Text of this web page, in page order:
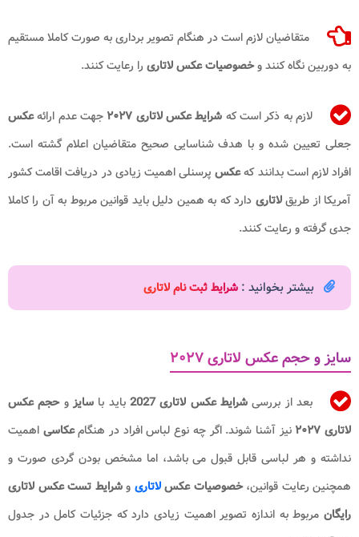
متقاضیان لازم است در هنگام تصویر برداری به صورت کاملا مستقیم
به دوربین نگاه کنند وخصوصیات عکس لاتاری را رعایت کنند.
لازم به ذکر است که شرایط عکس لاتاری ۲۰۲۷ جهت عدم ارائهعکس
جعلی تعیین شده و با هدف شناسایی صحیح متقاضیان اعلام گشته است.
افراد لازم است بدانند کهعکسپرسنلی اهمیت زیادی در دریافت اقامت کشور
آمریکا از طریقلاتاری دارد که به همین دلیل باید قوانین مربوط به آن را کاملا
جدی گرفته و رعایت کنند.
بیشتر بخوانید : شرایط ثبت نام لاتاری
سایز و حجم عکس لاتاری ۲۰۲۷
بعد از بررسی شرایط عکس لاتاری 2027 باید با سایزوحجم عکس
لاتاری ۲۰۲۷
نیز آشنا شوند. اگر چه نوع لباس افراد در هنگامعکاسی اهمیت
نداشته و هر لباسی قابل قبول می باشد، اما مشخص بودن گردی صورت و
همچنین رعایت قوانین،خصوصیات عکسلاتاری وشرایط تست عکس لاتاری
رایگان مربوط به اندازه تصویر اهمیت زیادی دارد که جزئیات کامل در جدول